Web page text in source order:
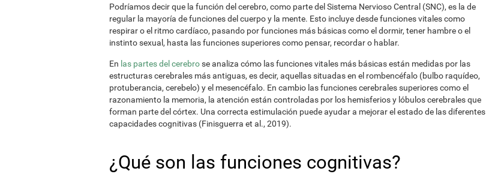
Podríamos decir que la función del cerebro, como parte del Sistema Nervioso Central (SNC), es la de
regular la mayoría de funciones del cuerpo y la mente. Esto incluye desde funciones vitales como
respirar o el ritmo cardíaco, pasando por funciones más básicas como el dormir, tener hambre o el
instinto sexual, hasta las funciones superiores como pensar, recordar o hablar.
En las partes del cerebrose analiza cómo las funciones vitales más básicas están medidas por las
estructuras cerebrales más antiguas, es decir, aquellas situadas en el rombencéfalo (bulbo raquídeo,
protuberancia, cerebelo) y el mesencéfalo. En cambio las funciones cerebrales superiores como el
razonamiento la memoria, la atención están controladas por los hemisferios y lóbulos cerebrales que
forman parte del córtex. Una correcta estimulación puede ayudar a mejorar el estado de las diferentes
capacidades cognitivas (Finisguerra et al., 2019).
¿Qué son las funciones cognitivas?